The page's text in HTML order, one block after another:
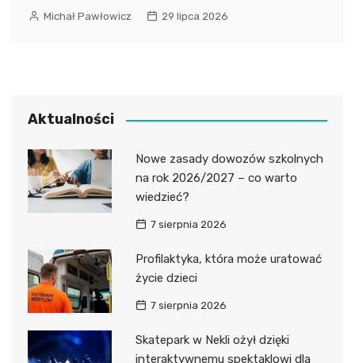
Michał Pawłowicz 29 lipca 2026
Aktualności
Nowe zasady dowozów szkolnych
na rok 2026/2027 – co warto
wiedzieć?
7 sierpnia 2026
Profilaktyka, która może uratować
życie dzieci
7 sierpnia 2026
Skatepark w Nekli ożył dzięki
interaktywnemu spektaklowi dla